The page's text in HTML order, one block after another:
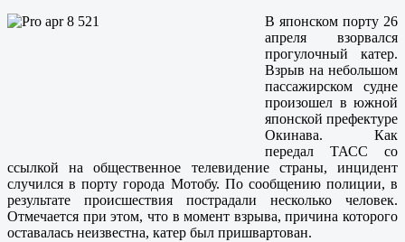
В японском порту 26
апреля взорвался
прогулочный катер.
Взрыв на небольшом
пассажирском судне
произошел в южной
японской префектуре
Окинава. Как
передал ТАСС со
ссылкой на общественное телевидение страны, инцидент
случился в порту города Мотобу. По сообщению полиции, в
результате происшествия пострадали несколько человек.
Отмечается при этом, что в момент взрыва, причина которого
оставалась неизвестна, катер был пришвартован.